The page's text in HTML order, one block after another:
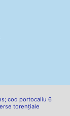
cod portocaliu 6
torențiale